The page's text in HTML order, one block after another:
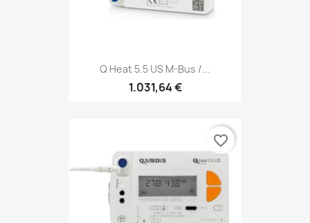
Q Heat 5.5 US M-Bus /...
1.031,64 €
favorite_border